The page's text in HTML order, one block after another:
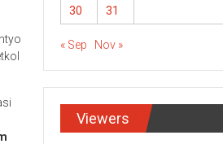
30
31
« Sep Nov »
Viewers